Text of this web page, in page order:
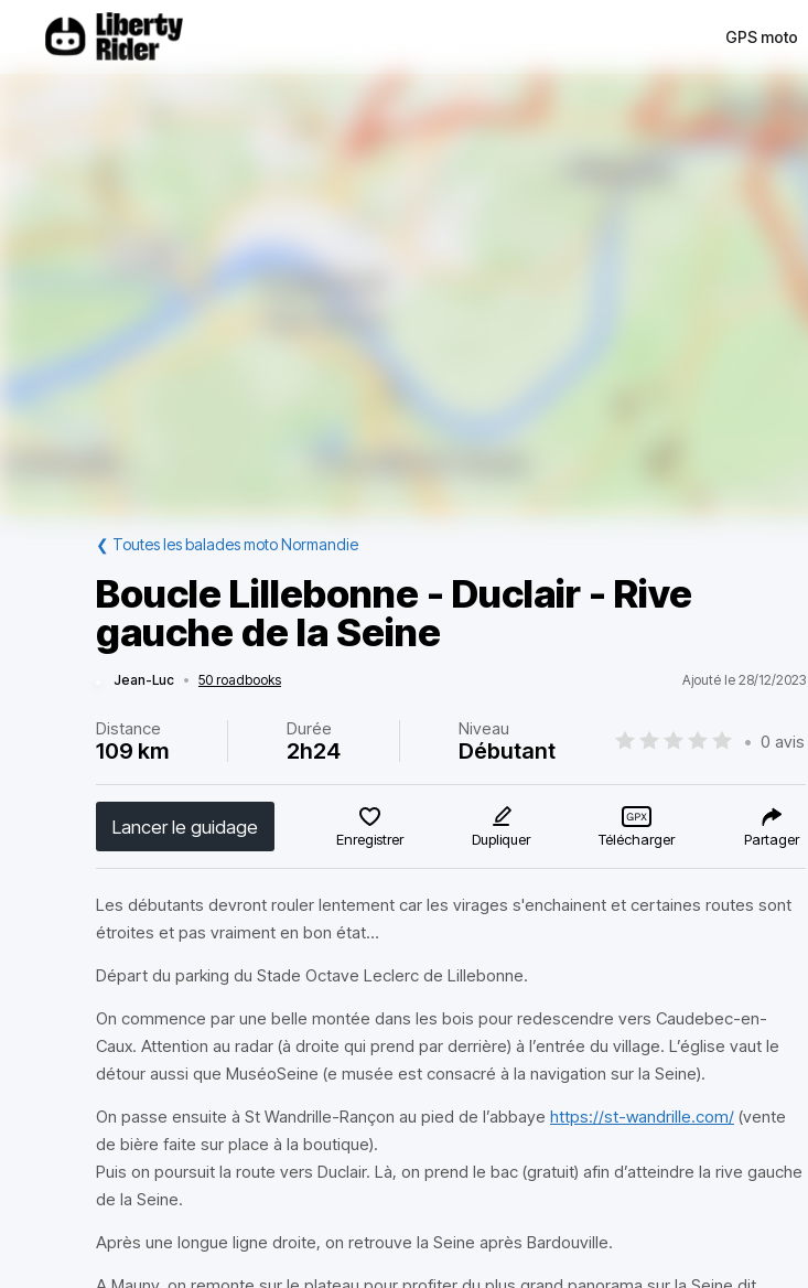
GPS moto
❮ Toutes les balades moto Normandie
Boucle Lillebonne - Duclair - Rive
gauche de la Seine
Jean-Luc • 50 roadbooks Ajouté le 28/12/2023
Distance
109 km
Durée
2h24
Niveau
Débutant • 0 avis
Lancer le guidage
Enregistrer Dupliquer Télécharger Partager
Les débutants devront rouler lentement car les virages s'enchainent et certaines routes sont
étroites et pas vraiment en bon état…
Départ du parking du Stade Octave Leclerc de Lillebonne.
On commence par une belle montée dans les bois pour redescendre vers Caudebec-en-
Caux. Attention au radar (à droite qui prend par derrière) à l’entrée du village. L’église vaut le
détour aussi que MuséoSeine (e musée est consacré à la navigation sur la Seine).
On passe ensuite à St Wandrille-Rançon au pied de l’abbaye https://st-wandrille.com/ (vente
de bière faite sur place à la boutique).
Puis on poursuit la route vers Duclair. Là, on prend le bac (gratuit) afin d’atteindre la rive gauche
de la Seine.
Après une longue ligne droite, on retrouve la Seine après Bardouville.